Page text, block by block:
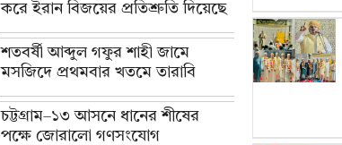
করে ইরান বিজয়ের প্রতিশ্রুতি দিয়েছে
শতবর্ষী আব্দুল গফুর শাহী জামে
মসজিদে প্রথমবার খতমে তারাবি
চট্টগ্রাম–১৩ আসনে ধানের শীষের
পক্ষে জোরালো গণসংযোগ